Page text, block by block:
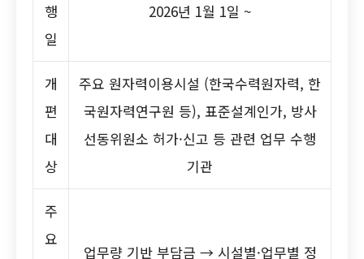
행
일
2026년 1월 1일 ~
개
편
대
상
주요 원자력이용시설 (한국수력원자력, 한
국원자력연구원 등), 표준설계인가, 방사
선동위원소 허가·신고 등 관련 업무 수행
기관
주
요
업무량 기반 부담금 → 시설별·업무별 정